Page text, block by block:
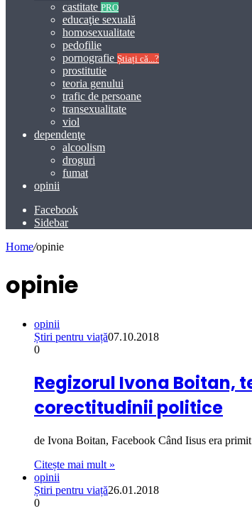
castitate PRO
educaţie sexuală
homosexualitate
pedofilie
pornografie Știați că...?
prostitutie
teoria genului
trafic de persoane
transexualitate
viol
dependenţe
alcoolism
droguri
fumat
opinii
Facebook
Sidebar
Home/opinie
opinie
opinii
Știri pentru viață07.10.2018
0
Regizorul Ivona Boitan,
corectitudinii politice
de Ivona Boitan, Facebook Când Iisus era
Citește mai mult »
opinii
Știri pentru viață26.01.2018
0